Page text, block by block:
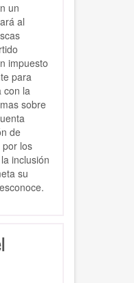
un
al
impuesto
para
con la
sobre
de
los
inclusión
su